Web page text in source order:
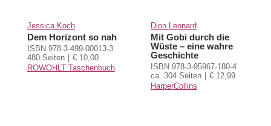
Jessica Koch
Dem Horizont so nah
ISBN 978-3-499-00013-3
480 Seiten
€ 10,00
ROWOHLT Taschenbuch
Dion Leonard
Mit Gobi durch die
Wüste – eine wahre
Geschichte
ISBN 978-3-95967-180-4
ca. 304 Seiten
€ 12,99
HarperCollins